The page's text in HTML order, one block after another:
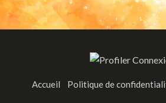
Accueil Politique de